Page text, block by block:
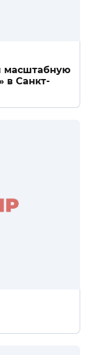
масштабную
в Санкт-